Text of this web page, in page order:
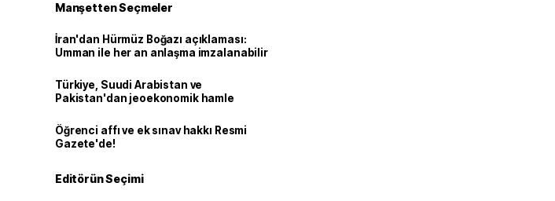
Manşetten Seçmeler
İran'dan Hürmüz Boğazı açıklaması:
Umman ile her an anlaşma imzalanabilir
Türkiye, Suudi Arabistan ve
Pakistan'dan jeoekonomik hamle
Öğrenci affı ve ek sınav hakkı Resmi
Gazete'de!
Editörün Seçimi